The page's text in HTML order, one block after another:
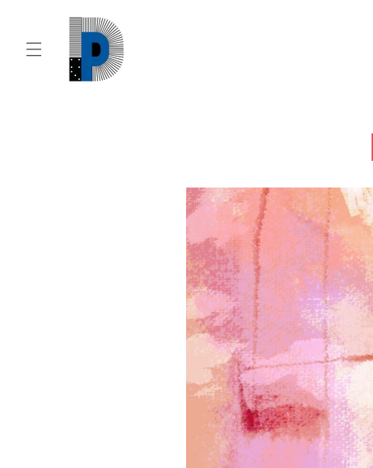
direttamente
ai contenuti